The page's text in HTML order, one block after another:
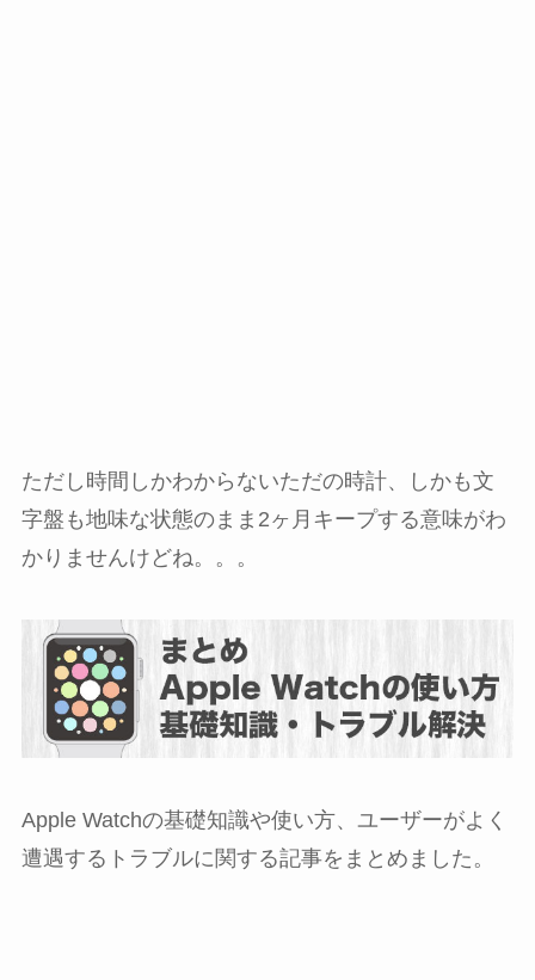
ただし時間しかわからないただの時計、しかも文
字盤も地味な状態のまま2ヶ月キープする意味がわ
かりませんけどね。。。
Apple Watchの基礎知識や使い方、ユーザーがよく
遭遇するトラブルに関する記事をまとめました。